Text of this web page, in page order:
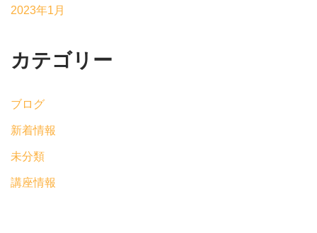
2023年1月
カテゴリー
ブログ
新着情報
未分類
講座情報